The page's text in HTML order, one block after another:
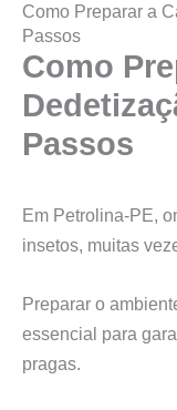
Como Preparar a
Passos
Como
Passos
Em Petrolina-PE,
insetos, muitas
Preparar o
essencial para
pragas.